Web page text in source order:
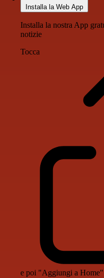
Installa la Web App
Installa la nostra App
notizie
Tocca
e poi "Aggiungi a Home"